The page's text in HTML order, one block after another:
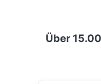
Über